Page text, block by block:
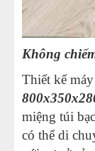
Không
Thiết kế
miệng túi
có thể di